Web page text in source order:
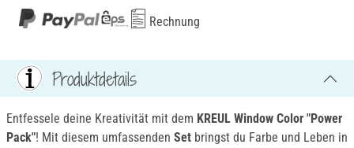
Rechnung
Produktdetails
Entfessele deine Kreativität mit dem KREUL Window Color "Power
Pack"! Mit diesem umfassenden Set bringst du Farbe und Leben in